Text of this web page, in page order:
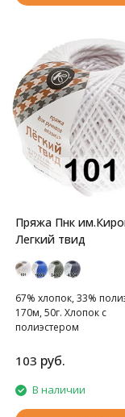
Пряжа Пнк
Легкий твид
67% хлопок, 33%
170м, 50г. Хлопок с
полиэстером
103 руб.
В наличии